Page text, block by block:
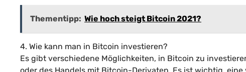
Thementipp: Wie hoch steigt Bitcoin 2021?
4. Wie kann man in Bitcoin investieren?
Es gibt verschiedene Möglichkeiten, in Bitcoin zu